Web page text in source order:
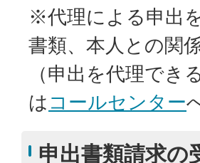
※代理による申出
書類、本人との関
（申出を代理で
は コールセンター
申出書類請求の